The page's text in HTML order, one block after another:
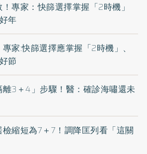
專家：快篩選擇掌握「2時機」
年
家:快篩選擇應掌握「2時機」、
節
3＋4」步驟！醫：確診海嘯還未
縮短為7＋7！調降匡列看「這關